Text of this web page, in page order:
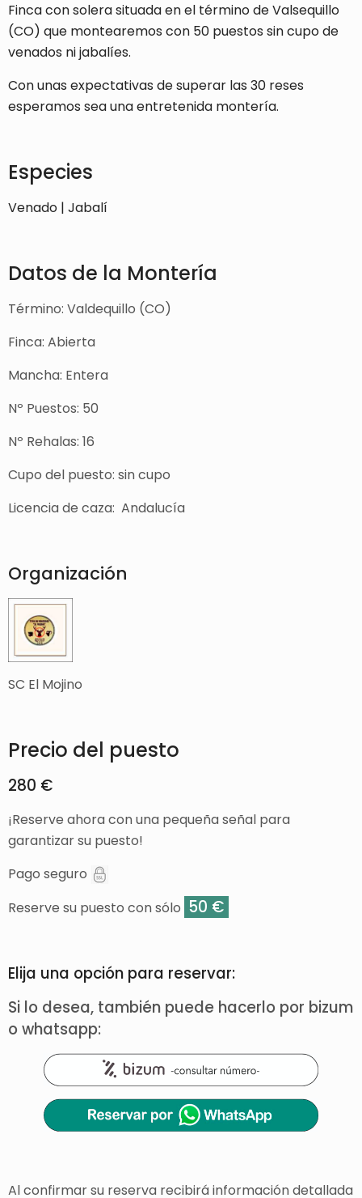
Finca con solera situada en el término de Valsequillo
(CO) que montearemos con 50 puestos sin cupo de
venados ni jabalíes.
Con unas expectativas de superar las 30 reses
esperamos sea una entretenida montería.
Especies
Venado | Jabalí
Datos de la Montería
Término: Valdequillo (CO)
Finca: Abierta
Mancha: Entera
Nº Puestos: 50
Nº Rehalas: 16
Cupo del puesto: sin cupo
Licencia de caza: Andalucía
Organización
SC El Mojino
Precio del puesto
280 €
¡Reserve ahora con una pequeña señal para
garantizar su puesto!
Pago seguro
Reserve su puesto con sólo 50 €
Elija una opción para reservar:
Si lo desea, también puede hacerlo por bizum
o whatsapp:
Al confirmar su reserva recibirá información detallada